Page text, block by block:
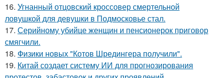
16. Угнанный отцовский кроссовер смертельной
ловушкой для девушки в Подмосковье стал.
17. Серийному убийце женщин и пенсионерок приговор
смягчили.
18. Физики новых "Котов Шредингера получили".
19. Китай создает систему ИИ для прогнозирования